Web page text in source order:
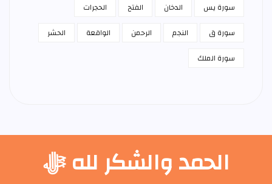
سورة يس
الدخان الفتح
الحجرات
سورة ق
النجم الرحمن الواقعة
الحشر
سورة الملك
الحمد والشكر لله ﷻ